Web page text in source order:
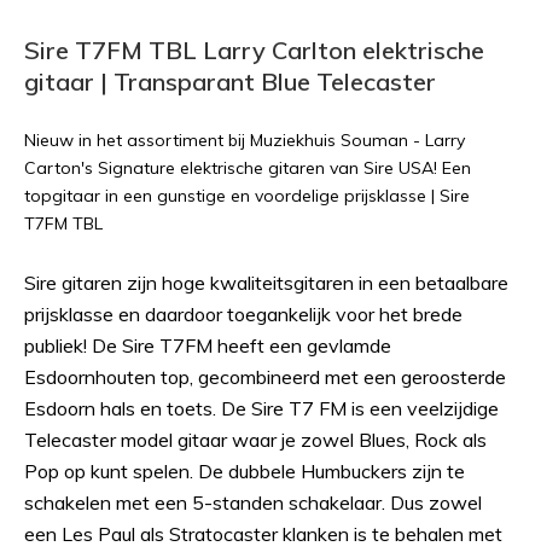
Sire T7FM TBL Larry Carlton elektrische
gitaar | Transparant Blue Telecaster
Nieuw in het assortiment bij Muziekhuis Souman - Larry
Carton's Signature elektrische gitaren van Sire USA! Een
topgitaar in een gunstige en voordelige prijsklasse | Sire
T7FM TBL
Sire gitaren zijn hoge kwaliteitsgitaren in een betaalbare
prijsklasse en daardoor toegankelijk voor het brede
publiek! De Sire T7FM heeft een gevlamde
Esdoornhouten top, gecombineerd met een geroosterde
Esdoorn hals en toets. De Sire T7 FM is een veelzijdige
Telecaster model gitaar waar je zowel Blues, Rock als
Pop op kunt spelen. De dubbele Humbuckers zijn te
schakelen met een 5-standen schakelaar. Dus zowel
een Les Paul als Stratocaster klanken is te behalen met